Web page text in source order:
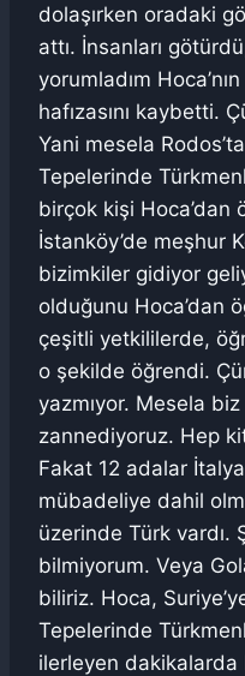
dolaşırken oradaki
attı. İnsanları
yorumladım
hafızasını kaybetti.
Yani mesela
Tepelerinde
birçok kişi Hoca’dan
İstanköy’de meşhur
bizimkiler gidiyor
olduğunu Hoca’dan
çeşitli yetkililerde,
o şekilde öğrendi.
yazmıyor. Mesela biz
zannediyoruz. Hep
Fakat 12 adalar
mübadeliye dahil
üzerinde Türk vardı.
bilmiyorum. Veya
biliriz. Hoca,
Tepelerinde
ilerleyen dakikalarda